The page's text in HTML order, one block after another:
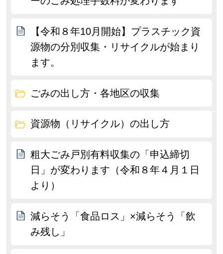
【令和８年10月開始】プラスチック資
源物の分別収集・リサイクルが始まり
ます。
ごみの出し方・各地区の収集
資源物（リサイクル）の出し方
粗大ごみ戸別有料収集の「申込締切
日」が変わります（令和８年４月１日
より）
減らそう「食品ロス」×減らそう「飲
み残し」